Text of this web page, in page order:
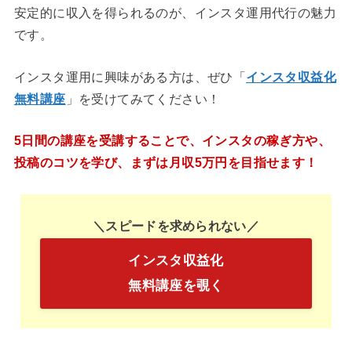
安定的に収入を得られるのが、インスタ運用代行の魅力
です。
インスタ運用に興味がある方は、ぜひ「 インスタ収益化
無料講座 」を受けてみてください！
5日間の講座を受講することで、インスタの稼ぎ方や、
投稿のコツを学び、まずは月収5万円を目指せます！
＼スピードを求められない／
インスタ収益化
無料講座を覗く